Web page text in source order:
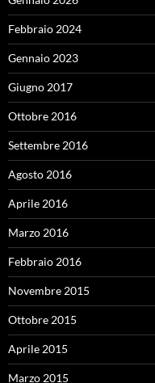
Febbraio 2024
Gennaio 2023
Giugno 2017
Ottobre 2016
Settembre 2016
Agosto 2016
Aprile 2016
Marzo 2016
Febbraio 2016
Novembre 2015
Ottobre 2015
Aprile 2015
Marzo 2015